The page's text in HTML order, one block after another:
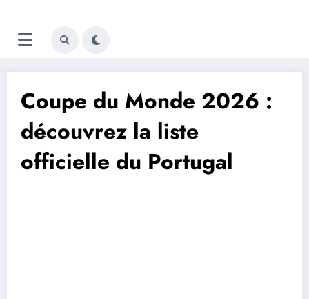
au
contenu
Trivela
L'actualité du football
Coupe du Monde 2026 :
découvrez la liste
officielle du Portugal